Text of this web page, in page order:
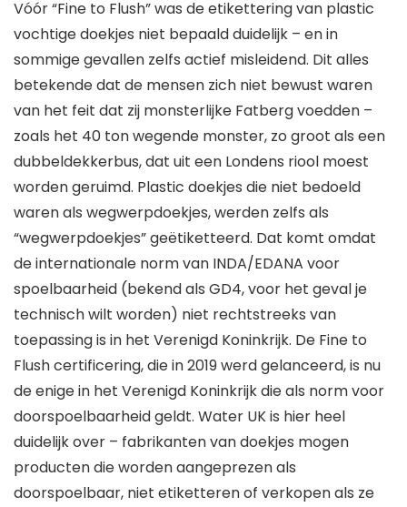
Vóór “Fine to Flush” was de etikettering van plastic
vochtige doekjes niet bepaald duidelijk – en in
sommige gevallen zelfs actief misleidend. Dit alles
betekende dat de mensen zich niet bewust waren
van het feit dat zij monsterlijke Fatberg voedden –
zoals het 40 ton wegende monster, zo groot als een
dubbeldekkerbus, dat uit een Londens riool moest
worden geruimd. Plastic doekjes die niet bedoeld
waren als wegwerpdoekjes, werden zelfs als
“wegwerpdoekjes” geëtiketteerd. Dat komt omdat
de internationale norm van INDA/EDANA voor
spoelbaarheid (bekend als GD4, voor het geval je
technisch wilt worden) niet rechtstreeks van
toepassing is in het Verenigd Koninkrijk. De Fine to
Flush certificering, die in 2019 werd gelanceerd, is nu
de enige in het Verenigd Koninkrijk die als norm voor
doorspoelbaarheid geldt. Water UK is hier heel
duidelijk over – fabrikanten van doekjes mogen
producten die worden aangeprezen als
doorspoelbaar, niet etiketteren of verkopen als ze